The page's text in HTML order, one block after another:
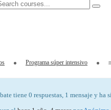
Programa súper intensivo
tiene 0 respuestas, 1 mensaje y ha